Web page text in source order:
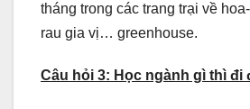
tháng trong các trang trại về
rau gia vị… greenhouse.
Câu hỏi 3: Học ngành gì thì đi